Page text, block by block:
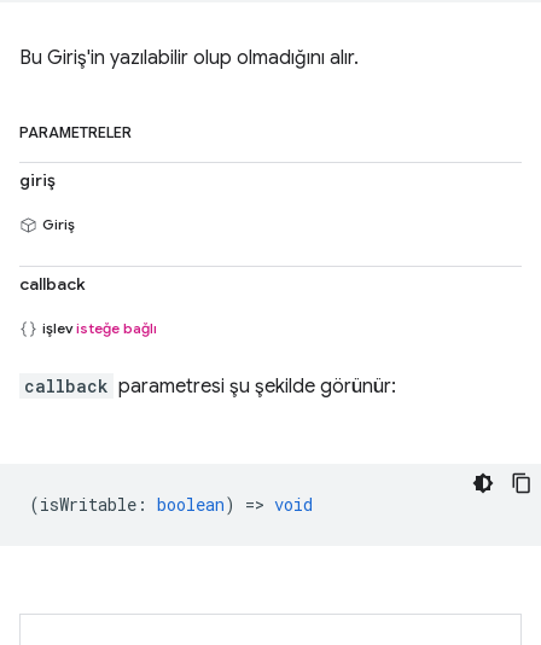
Bu Giriş'in yazılabilir olup olmadığını alır.
PARAMETRELER
giriş
Giriş
callback
işlevisteğe bağlı
callback parametresi şu şekilde görünür:
(isWritable : boolean) => void